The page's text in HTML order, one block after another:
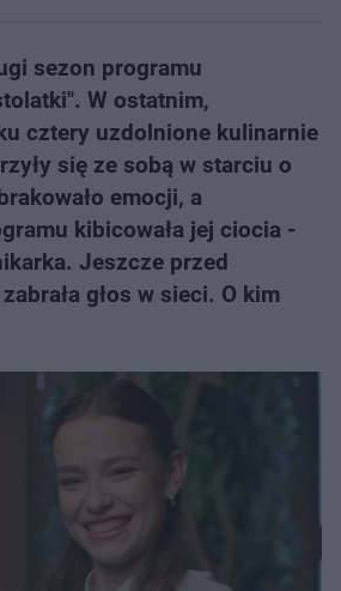
sezon programu
W ostatnim,
cztery uzdolnione kulinarnie
się ze sobą w starciu o
emocji, a
kibicowała jej ciocia -
Jeszcze przed
głos w sieci. O kim